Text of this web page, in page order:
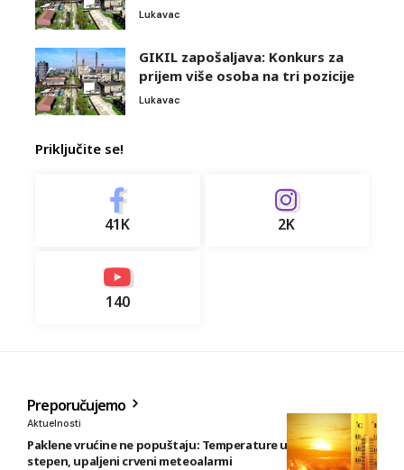
Lukavac
GIKIL zapošaljava: Konkurs za
prijem više osoba na tri pozicije
Lukavac
Priključite se!
41K 2K
140
Preporučujemo
Aktuelnosti
Paklene vrućine ne popuštaju: Temperature u BiH i do 41
stepen, upaljeni crveni meteoalarmi